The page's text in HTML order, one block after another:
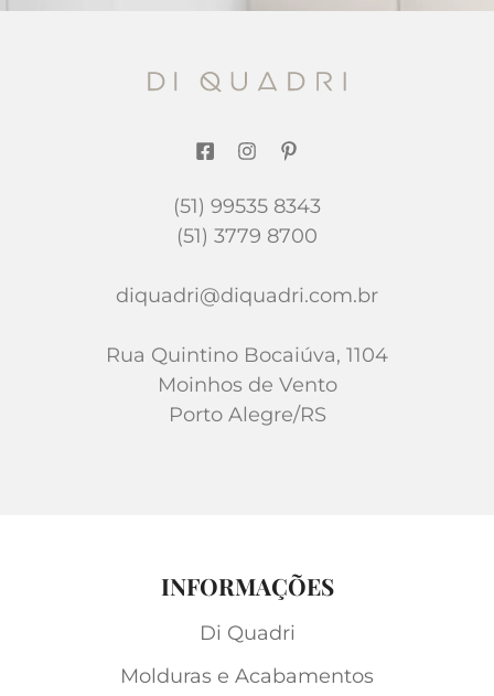
(51) 99535 8343
(51) 3779 8700
diquadri@diquadri.com.br
Rua Quintino Bocaiúva, 1104
Moinhos de Vento
Porto Alegre/RS
INFORMAÇÕES
Di Quadri
Molduras e Acabamentos